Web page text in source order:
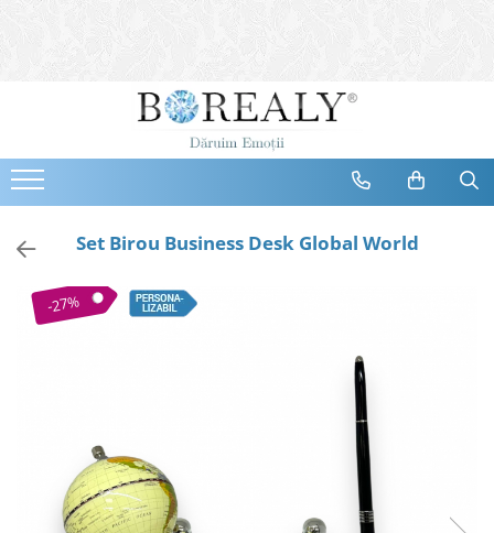
Bijuterii
Cercei
Bratari
Coliere
Brose
Tiare
Bijuterii Mirese
Selectii
Reduceri
Set Birou Business Desk Global World
-27%